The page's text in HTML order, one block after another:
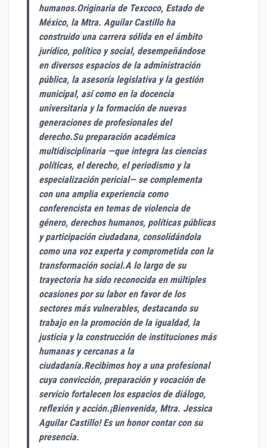
humanos.Originaria de Texcoco, Estado de
México, la Mtra. Aguilar Castillo ha
construido una carrera sólida en el ámbito
jurídico, político y social, desempeñándose
en diversos espacios de la administración
pública, la asesoría legislativa y la gestión
municipal, así como en la docencia
universitaria y la formación de nuevas
generaciones de profesionales del
derecho.Su preparación académica
multidisciplinaria —que integra las ciencias
políticas, el derecho, el periodismo y la
especialización pericial— se complementa
con una amplia experiencia como
conferencista en temas de violencia de
género, derechos humanos, políticas públicas
y participación ciudadana, consolidándola
como una voz experta y comprometida con la
transformación social.A lo largo de su
trayectoria ha sido reconocida en múltiples
ocasiones por su labor en favor de los
sectores más vulnerables, destacando su
trabajo en la promoción de la igualdad, la
justicia y la construcción de instituciones más
humanas y cercanas a la
ciudadanía.Recibimos hoy a una profesional
cuya convicción, preparación y vocación de
servicio fortalecen los espacios de diálogo,
reflexión y acción.¡Bienvenida, Mtra. Jessica
Aguilar Castillo! Es un honor contar con su
presencia.